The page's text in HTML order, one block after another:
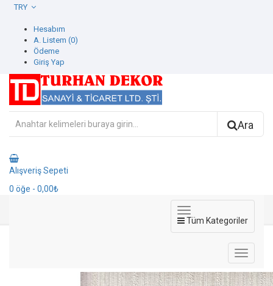
Hesabım
A. Listem (0)
Ödeme
Giriş Yap
Ara
Alışveriş Sepeti
0 öğe - 0,00₺
Tüm Kategoriler